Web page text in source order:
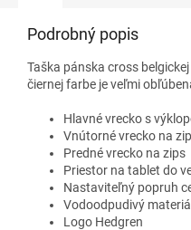
Podrobný popis
Taška pánska cross
čiernej farbe je veľmi
Hlavné vrecko s
Vnútorné vrecko na
Predné vrecko na zips
Priestor na tablet do
Nastaviteľný popruh
Vodoodpudivý
Logo Hedgren